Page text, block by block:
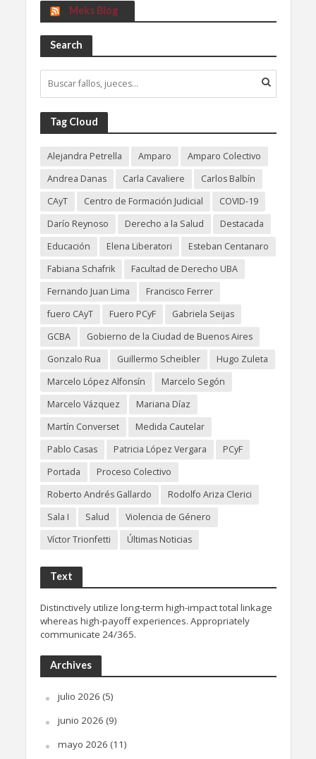
Meks Blog
Search
Tag Cloud
Alejandra Petrella Amparo
Amparo Colectivo
Andrea Danas
Carla Cavaliere
Carlos Balbín
CAyT
Centro de Formación Judicial
COVID-19
Darío Reynoso
Derecho a la Salud
Destacada
Educación
Elena Liberatori
Esteban Centanaro
Fabiana Schafrik
Facultad de Derecho UBA
Fernando Juan Lima
Francisco Ferrer
fuero CAyT
Fuero PCyF
Gabriela Seijas
GCBA
Gobierno de la Ciudad de Buenos Aires
Gonzalo Rua
Guillermo Scheibler
Hugo Zuleta
Marcelo López Alfonsín
Marcelo Segón
Marcelo Vázquez
Mariana Díaz
Martín Converset
Medida Cautelar
Pablo Casas
Patricia López Vergara
PCyF
Portada
Proceso Colectivo
Roberto Andrés Gallardo
Rodolfo Ariza Clerici
Sala I
Salud
Violencia de Género
Víctor Trionfetti
Últimas Noticias
Text
Distinctively utilize long-term high-impact total linkage
whereas high-payoff experiences. Appropriately
communicate 24/365.
Archives
julio 2026 (5)
junio 2026 (9)
mayo 2026 (11)